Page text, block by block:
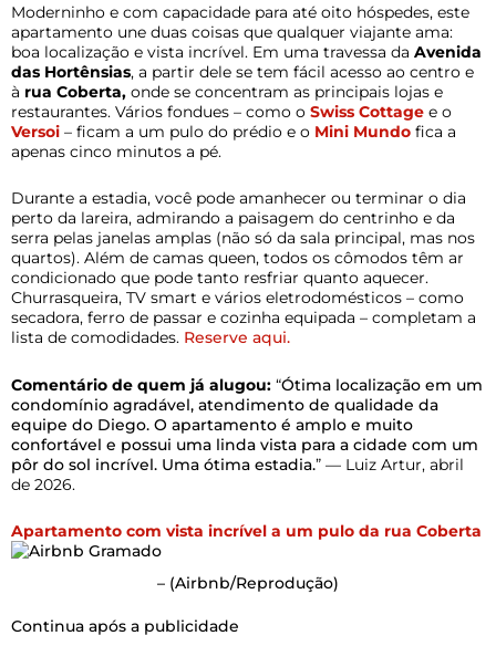
Moderninho e com capacidade para até oito hóspedes, este
apartamento une duas coisas que qualquer viajante ama:
boa localização e vista incrível. Em uma travessa da Avenida
das Hortênsias, a partir dele se tem fácil acesso ao centro e
à rua Coberta, onde se concentram as principais lojas e
restaurantes. Vários fondues – como o Swiss Cottage e o
Versoi – ficam a um pulo do prédio e o Mini Mundo fica a
apenas cinco minutos a pé.
Durante a estadia, você pode amanhecer ou terminar o dia
perto da lareira, admirando a paisagem do centrinho e da
serra pelas janelas amplas (não só da sala principal, mas nos
quartos). Além de camas queen, todos os cômodos têm ar
condicionado que pode tanto resfriar quanto aquecer.
Churrasqueira, TV smart e vários eletrodomésticos – como
secadora, ferro de passar e cozinha equipada – completam a
lista de comodidades. Reserve aqui.
Comentário de quem já alugou: “Ótima localização em um
condomínio agradável, atendimento de qualidade da
equipe do Diego. O apartamento é amplo e muito
confortável e possui uma linda vista para a cidade com um
pôr do sol incrível. Uma ótima estadia.” — Luiz Artur, abril
de 2026.
Apartamento com vista incrível a um pulo da rua Coberta
– (Airbnb/Reprodução)
Continua após a publicidade